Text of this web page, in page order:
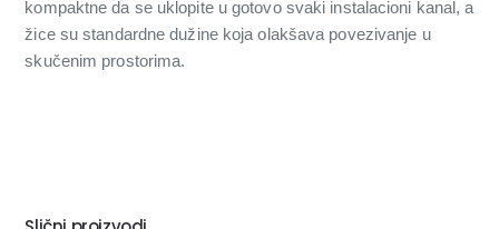
kompaktne da se uklopite u gotovo svaki instalacioni kanal, a
žice su standardne dužine koja olakšava povezivanje u
skučenim prostorima.